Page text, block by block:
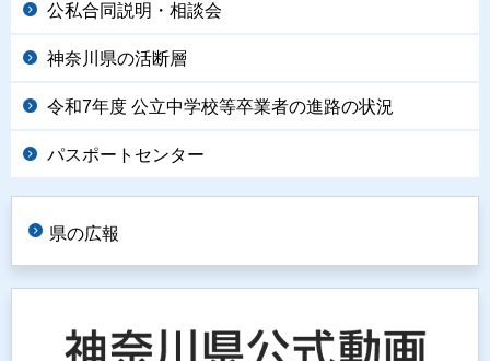
公私合同説明・相談会
神奈川県の活断層
令和7年度 公立中学校等卒業者の進路の状況
パスポートセンター
県の広報